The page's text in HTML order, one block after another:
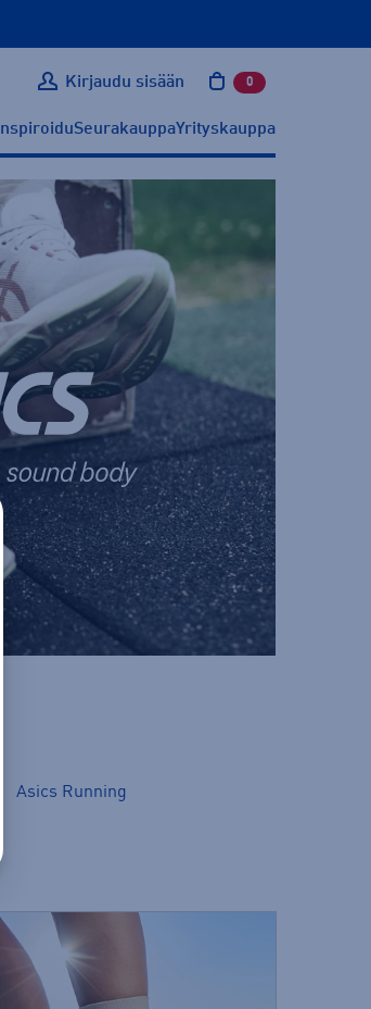
Kirjaudu sisään 0 tuotetta
InspiroiduSeurakauppaYrityskauppa
Asics Running